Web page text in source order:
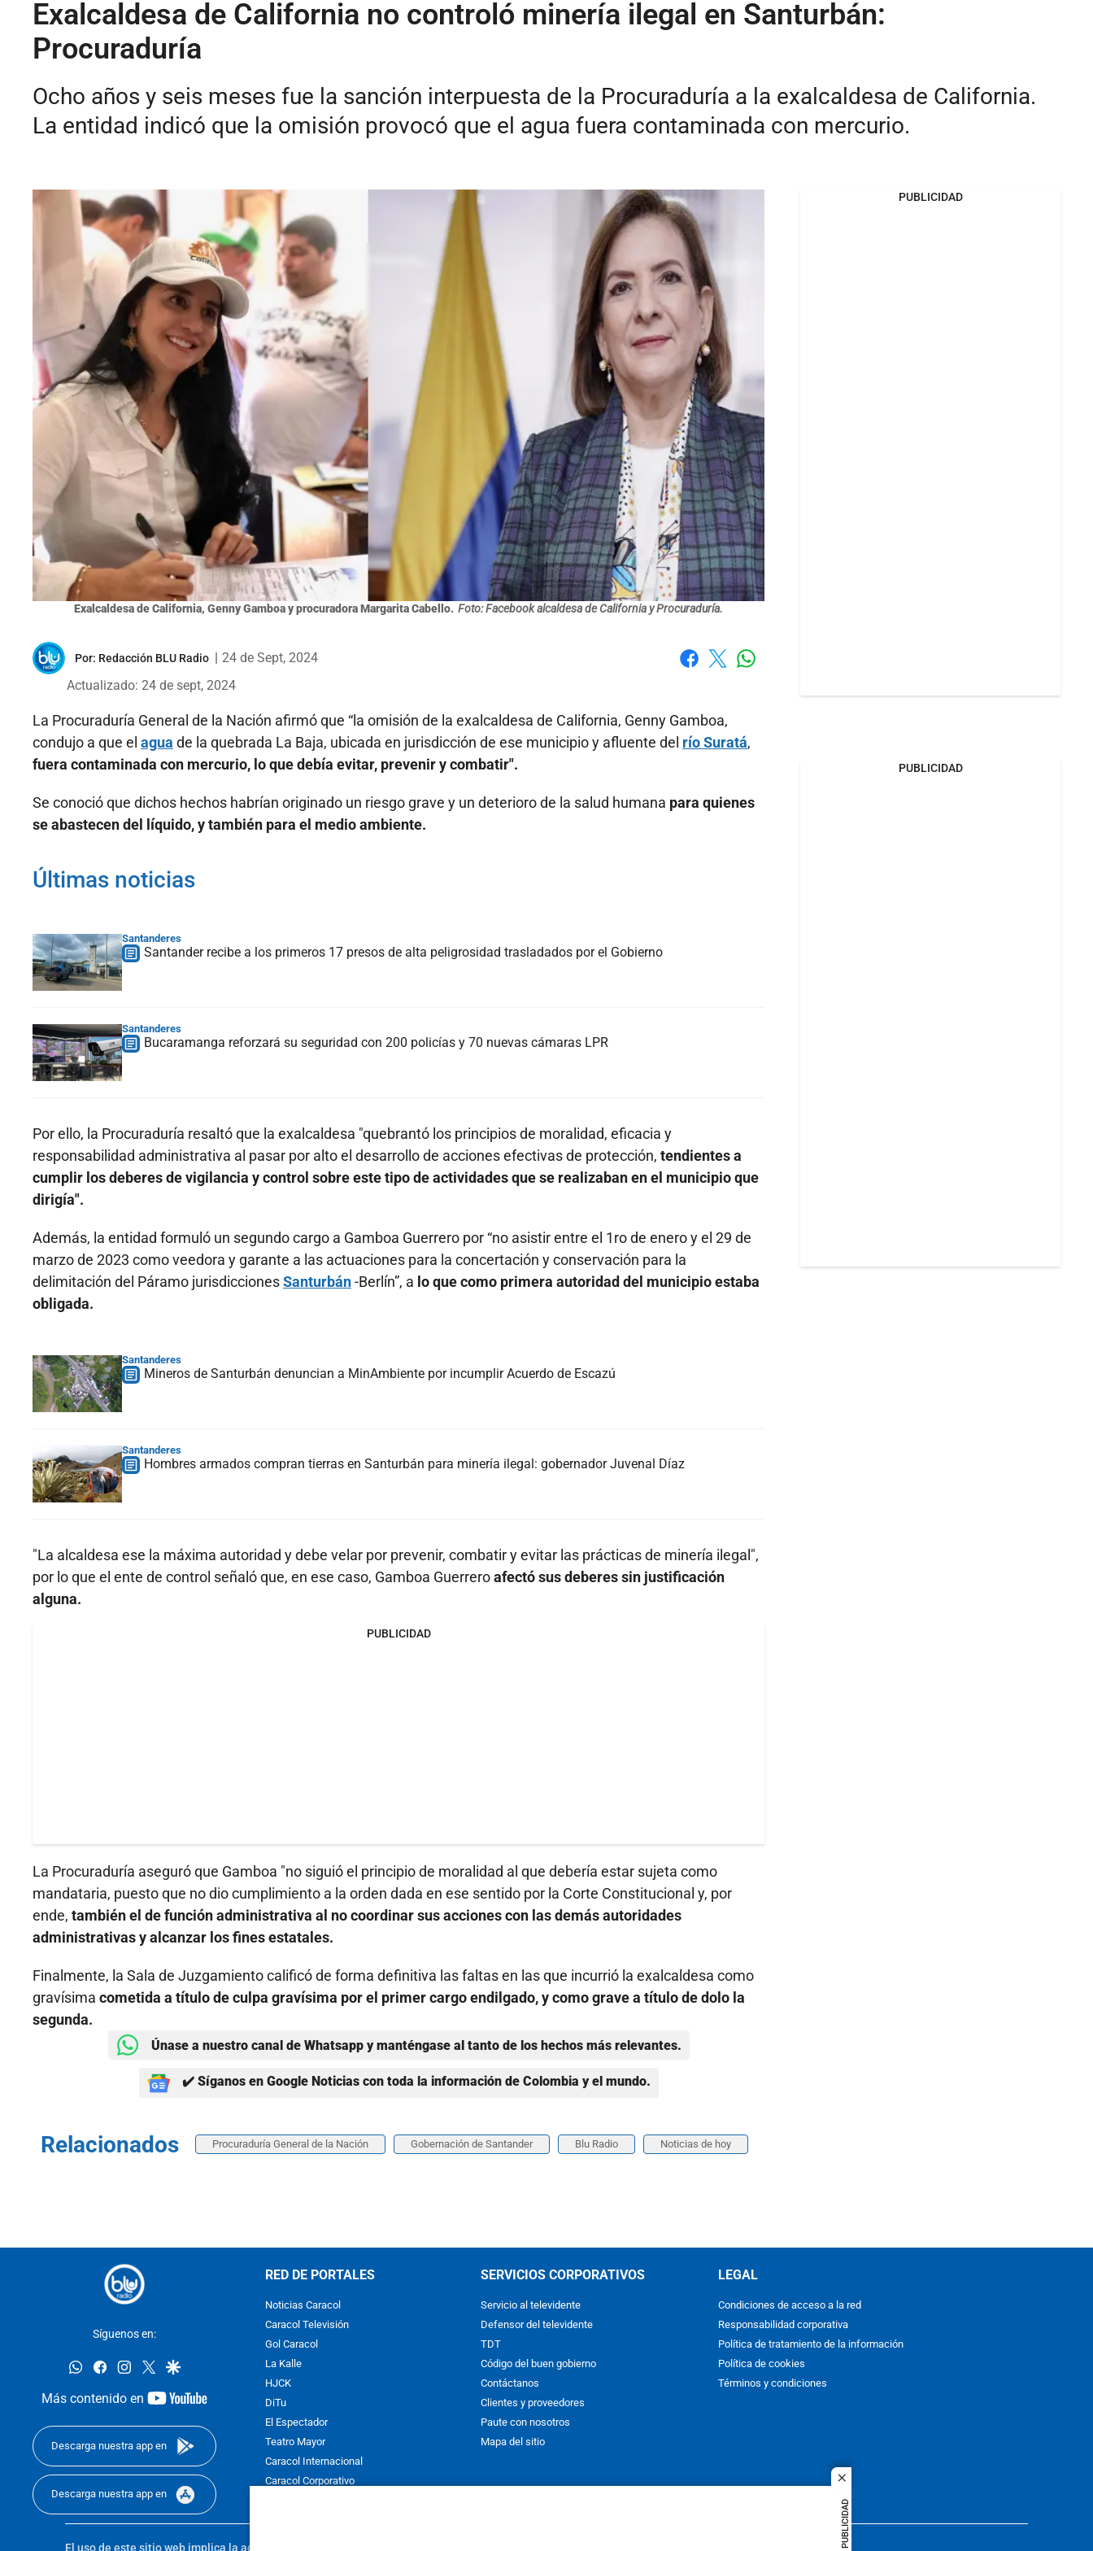
close
PUBLICIDAD
Exalcaldesa de California no controló minería ilegal en Santurbán:
Procuraduría
Ocho años y seis meses fue la sanción interpuesta de la Procuraduría a la exalcaldesa de California.
La entidad indicó que la omisión provocó que el agua fuera contaminada con mercurio.
Exalcaldesa de California, Genny Gamboa y procuradora Margarita Cabello. Foto: Facebook alcaldesa de California y Procuraduría.
Por: Redacción BLU Radio
24 de Sept, 2024
Actualizado: 24 de sept, 2024
La Procuraduría General de la Nación afirmó que “la omisión de la exalcaldesa de California, Genny Gamboa,
condujo a que el agua de la quebrada La Baja, ubicada en jurisdicción de ese municipio y afluente del río Suratá,
fuera contaminada con mercurio, lo que debía evitar, prevenir y combatir".
Se conoció que dichos hechos habrían originado un riesgo grave y un deterioro de la salud humana para quienes
se abastecen del líquido, y también para el medio ambiente.
Últimas noticias
Santanderes
Santander recibe a los primeros 17 presos de alta peligrosidad trasladados por el Gobierno
Santanderes
Bucaramanga reforzará su seguridad con 200 policías y 70 nuevas cámaras LPR
Por ello, la Procuraduría resaltó que la exalcaldesa "quebrantó los principios de moralidad, eficacia y
responsabilidad administrativa al pasar por alto el desarrollo de acciones efectivas de protección, tendientes a
cumplir los deberes de vigilancia y control sobre este tipo de actividades que se realizaban en el municipio que
dirigía".
Además, la entidad formuló un segundo cargo a Gamboa Guerrero por “no asistir entre el 1ro de enero y el 29 de
marzo de 2023 como veedora y garante a las actuaciones para la concertación y conservación para la
delimitación del Páramo jurisdiccionesSanturbán-Berlín”, a lo que como primera autoridad del municipio estaba
obligada.
Santanderes
Mineros de Santurbán denuncian a MinAmbiente por incumplir Acuerdo de Escazú
Santanderes
Hombres armados compran tierras en Santurbán para minería ilegal: gobernador Juvenal Díaz
"La alcaldesa ese la máxima autoridad y debe velar por prevenir, combatir y evitar las prácticas de minería ilegal",
por lo que el ente de control señaló que, en ese caso, Gamboa Guerreroafectó sus deberes sin justificación
alguna.
PUBLICIDAD
La Procuraduría aseguró que Gamboa "no siguió el principio de moralidad al que debería estar sujeta como
mandataria, puesto que no dio cumplimiento a la orden dada en ese sentido por la Corte Constitucional y, por
ende, también el de función administrativa al no coordinar sus acciones con las demás autoridades
administrativas y alcanzar los fines estatales.
Finalmente, la Sala de Juzgamiento calificó de forma definitiva las faltas en las que incurrió la exalcaldesa como
gravísima cometida a título de culpa gravísima por el primer cargo endilgado, y como grave a título de dolo la
segunda.
Únase a nuestro canal de Whatsapp y manténgase al tanto de los hechos más relevantes.
✔️ Síganos en Google Noticias con toda la información de Colombia y el mundo.
Relacionados Procuraduría General de la Nación Gobernación de Santander Blu Radio Noticias de hoy
PUBLICIDAD
PUBLICIDAD
Síguenos en:
whatsappfacebookinstagram
twittergoogle
Más contenido en
youtube-
Descarga nuestra app en
Descarga nuestra app en
RED DE PORTALES
Noticias Caracol
Caracol Televisión
Gol Caracol
La Kalle
HJCK
DiTu
El Espectador
Teatro Mayor
Caracol Internacional
Caracol Corporativo
SERVICIOS CORPORATIVOS
Servicio al televidente
Defensor del televidente
TDT
Código del buen gobierno
Contáctanos
Clientes y proveedores
Paute con nosotros
Mapa del sitio
LEGAL
Condiciones de acceso a la red
Responsabilidad corporativa
Política de tratamiento de la información
Política de cookies
Términos y condiciones
El uso de este sitio web implica la aceptación de los